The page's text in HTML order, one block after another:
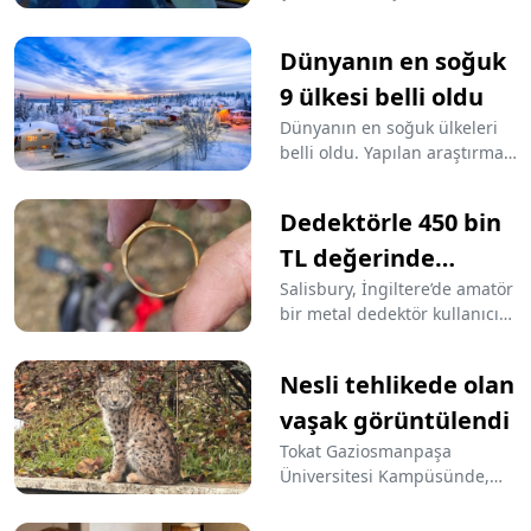
arkadaşlarının ses kayıtları
ortaya çıktı.
Dünyanın en soğuk
9 ülkesi belli oldu
Dünyanın en soğuk ülkeleri
belli oldu. Yapılan araştırma
sıcaklıklarla çeşitli hava
koşullarına sahip olduğunu
ortaya koydu
Dedektörle 450 bin
TL değerinde
ortaçağ yüzüğü
buldu!
Salisbury, İngiltere’de amatör
bir metal dedektör kullanıcısı,
değerinde bir Orta Çağ altın
yüzüğü keşfederek hayatının
buluşunu gerçekleştirdi. 32
yaşındaki çelik işçisi Paul
McLoughin, iki yıldır hobi
Nesli tehlikede olan
vaşak görüntülendi
Tokat Gaziosmanpaşa
Üniversitesi Kampüsünde,